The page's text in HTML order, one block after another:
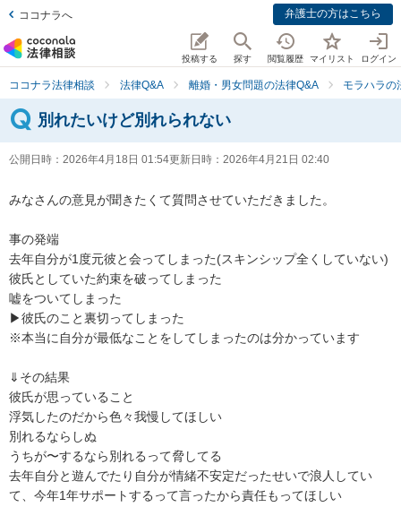
ココナラへ 弁護士の方はこちら
投稿する 探す 閲覧履歴 マイリスト ログイン
ココナラ法律相談 法律Q&A 離婚・男女問題の法律Q&A モラハラの
別れたいけど別れられない
公開日時： 2026年4月18日 01:54更新日時： 2026年4月21日 02:40
みなさんの意見が聞きたくて質問させていただきました。
事の発端
去年自分が1度元彼と会ってしまった(スキンシップ全くしていない)
彼氏としていた約束を破ってしまった
嘘をついてしまった
▶︎彼氏のこと裏切ってしまった
※本当に自分が最低なことをしてしまったのは分かっています
⇓その結果
彼氏が思っていること
浮気したのだから色々我慢してほしい
別れるならしぬ
うちが〜するなら別れるって脅してる
去年自分と遊んでたり自分が情緒不安定だったせいで浪人してい
て、今年1年サポートするって言ったから責任もってほしい